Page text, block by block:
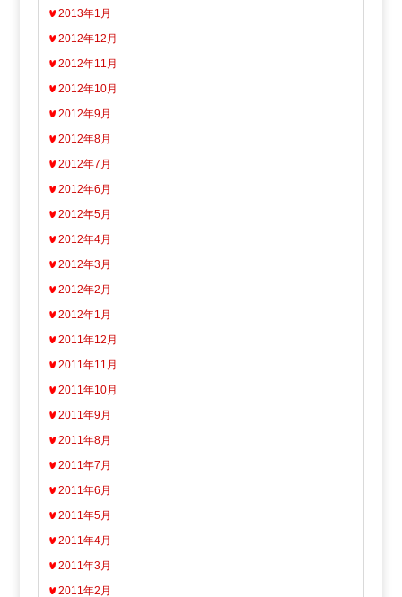
2013年1月
2012年12月
2012年11月
2012年10月
2012年9月
2012年8月
2012年7月
2012年6月
2012年5月
2012年4月
2012年3月
2012年2月
2012年1月
2011年12月
2011年11月
2011年10月
2011年9月
2011年8月
2011年7月
2011年6月
2011年5月
2011年4月
2011年3月
2011年2月